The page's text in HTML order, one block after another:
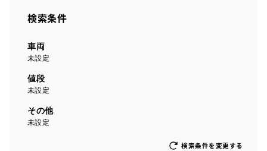
検索条件
車両
未設定
値段
未設定
その他
未設定
検索条件を変更する